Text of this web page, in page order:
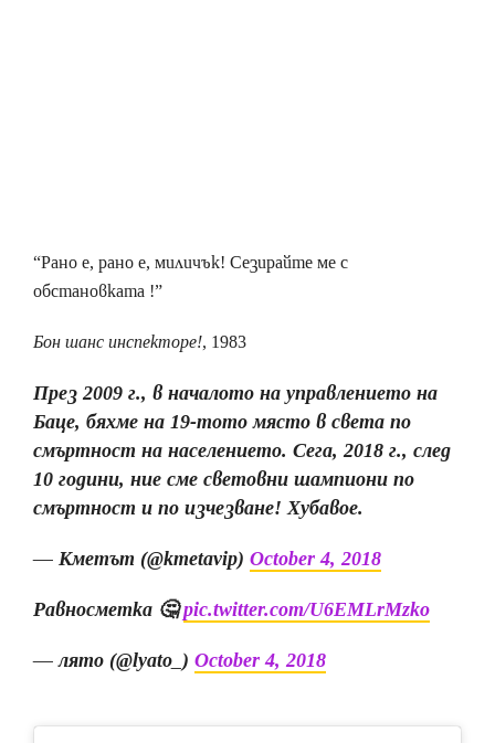
“Рано е, рано е, миличък! Сезирайте ме с
обстановката !”
Бон шанс инспекторе!, 1983
През 2009 г., в началото на управлението на
Баце, бяхме на 19-тото място в света по
смъртност на населението. Сега, 2018 г., след
10 години, ние сме световни шампиони по
смъртност и по изчезване! Хубавое.
— Кметът (@kmetavip) October 4, 2018
Равносметка 🤔pic.twitter.com/U6EMLrMzko
— лято (@lyato_) October 4, 2018